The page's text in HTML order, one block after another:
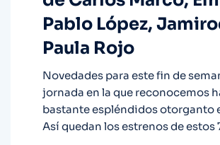
Pablo López,
Paula Rojo
Novedades para este fin de
jornada en la que reconocemos
bastante espléndidos otorganto
Así quedan los estrenos de estos